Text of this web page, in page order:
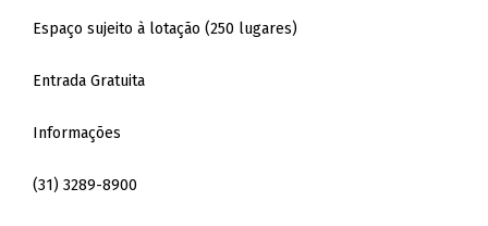
Espaço sujeito à lotação (250 lugares)
Entrada Gratuita
Informações
(31) 3289-8900